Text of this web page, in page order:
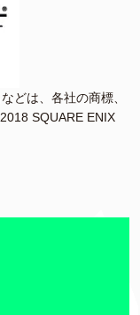
どは、各社の商標、
SQUARE ENIX